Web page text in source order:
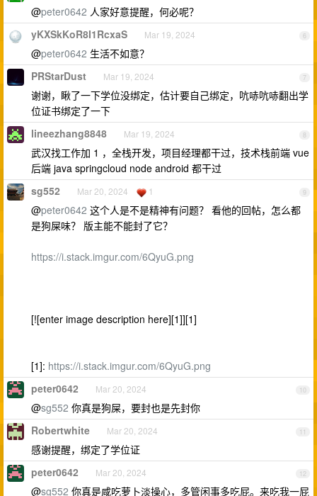
@peter0642 人家好意提醒，何必呢？
6
yKXSkKoR8I1RcxaS Mar 19, 2024
@peter0642 生活不如意？
7
PRStarDust Mar 19, 2024
谢谢，瞅了一下学位没绑定，估计要自己绑定，吭哧吭哧翻出学
位证书绑定了一下
8
lineezhang8848 Mar 19, 2024
武汉找工作加 1 ，全栈开发，项目经理都干过，技术栈前端 vue
后端 java springcloud node android 都干过
9
sg552 Mar 20, 2024 1
@peter0642 这个人是不是精神有问题？ 看他的回帖，怎么都
是狗屎味？ 版主能不能封了它？
https://i.stack.imgur.com/6QyuG.png
[![enter image description here][1]][1]
[1]: https://i.stack.imgur.com/6QyuG.png
10
peter0642 Mar 20, 2024
@sg552 你真是狗屎，要封也是先封你
11
Robertwhite Mar 20, 2024
感谢提醒，绑定了学位证
12
peter0642 Mar 20, 2024
@sg552 你真是咸吃萝卜淡操心，多管闲事多吃屁。来吃我一屁